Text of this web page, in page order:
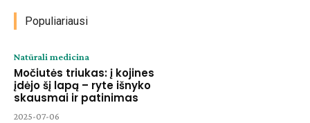
Populiariausi
Natūrali medicina
Močiutės triukas: į kojines
įdėjo šį lapą – ryte išnyko
skausmai ir patinimas
2025-07-06